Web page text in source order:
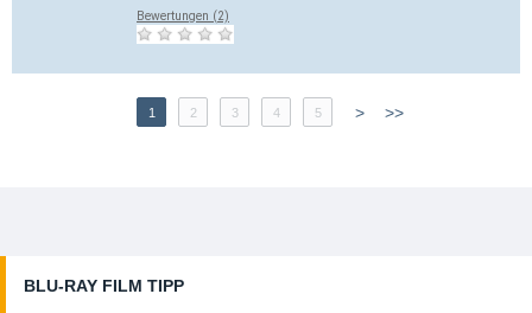
Bewertungen (2)
1 2 3 4 5 > >>
BLU-RAY FILM TIPP